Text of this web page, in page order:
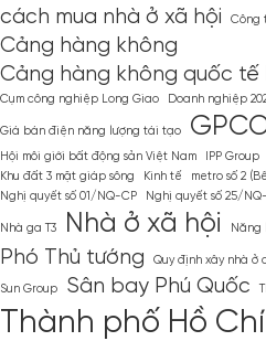
cách mua nhà ở xã hội Công
Cảng hàng không
Cảng hàng không quốc tế
Cụm công nghiệp Long Giao
Doanh nghiệp
Giá bán điện năng lượng tái tạo
Hội môi giới bất động sản Việt Nam IPP Group
Khu đất 3 mặt giáp sông
Kinh tế metro số 2
Nghị quyết số 01/NQ-CP
Nghị quyết số 25/
Nhà ga T3 Nhà ở xã hội Năng
Phó Thủ tướng Quy định xây nhà ở
Sun Group Sân bay Phú Quốc
Thành phố Hồ